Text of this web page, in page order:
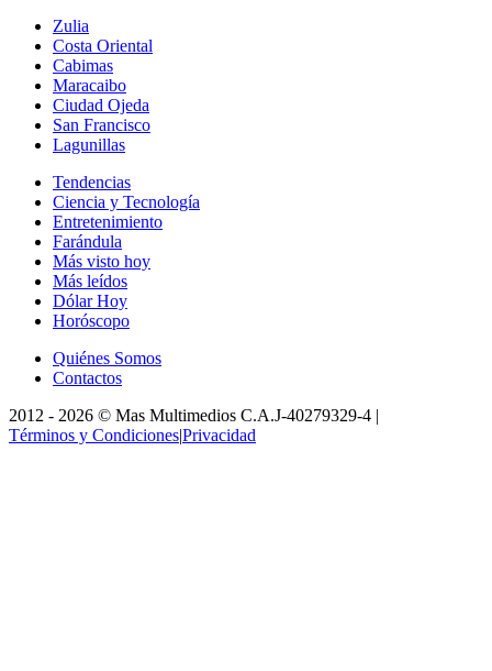
Zulia
Costa Oriental
Cabimas
Maracaibo
Ciudad Ojeda
San Francisco
Lagunillas
Tendencias
Ciencia y Tecnología
Entretenimiento
Farándula
Más visto hoy
Más leídos
Dólar Hoy
Horóscopo
Quiénes Somos
Contactos
2012 - 2026 © Mas Multimedios C.A.J-40279329-4 |
Términos y Condiciones|Privacidad